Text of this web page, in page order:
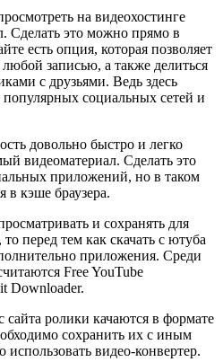
на видеохостинге
Сделать это можно прямо в
есть опция, которая позволяет
записью, а также делиться
с друзьями. Ведь здесь
социальных сетей и
довольно быстро и легко
видеоматериал. Сделать это
приложений, но в таком
в кэше браузера.
и сохранять для
перед тем как скачать с ютуба
приложения. Среди
Free YouTube
Downloader.
сайта ролики качаются в формате
сохранить их с иным
видео-конвертер.